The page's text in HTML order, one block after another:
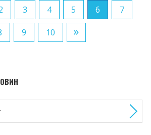
3 4 5 6 7
9 10 »